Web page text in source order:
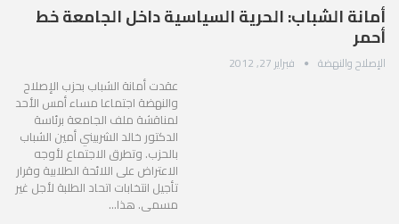
أمانة الشباب: الحرية السياسية داخل الجامعة خط
أحمر
الإصلاح والنهضة فبراير 27, 2012
عقدت أمانة الشباب بحزب الإصلاح
والنهضة اجتماعا مساء أمس الأحد
لمناقشة ملف الجامعة برئاسة
الدكتور خالد الشربيني أمين الشباب
بالحزب. وتطرق الاجتماع لأوجه
الاعتراض على اللائحة الطلابية وقرار
تأجيل انتخابات اتحاد الطلبة لأجل غير
مسمى. هذا…